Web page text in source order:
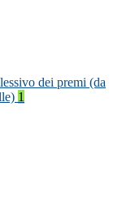
dei premi (da
1